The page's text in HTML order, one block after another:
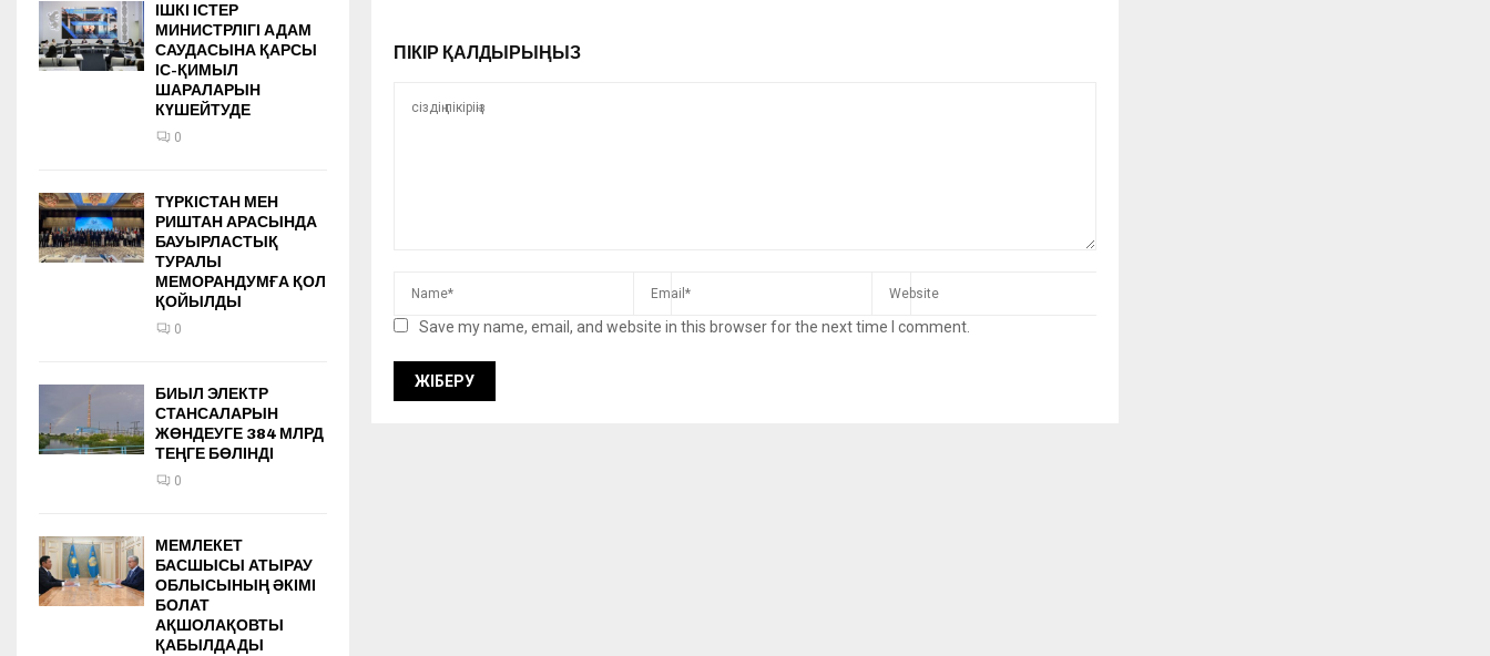
ПІКІР ҚАЛДЫРЫҢЫЗ
Save my name, email, and website in this browser for the next time I comment.
ІШКІ ІСТЕР
МИНИСТРЛІГІ АДАМ
САУДАСЫНА ҚАРСЫ
ІС-ҚИМЫЛ
ШАРАЛАРЫН
КҮШЕЙТУДЕ
0
ТҮРКІСТАН МЕН
РИШТАН АРАСЫНДА
БАУЫРЛАСТЫҚ
ТУРАЛЫ
МЕМОРАНДУМҒА ҚОЛ
ҚОЙЫЛДЫ
0
БИЫЛ ЭЛЕКТР
СТАНСАЛАРЫН
ЖӨНДЕУГЕ 384 МЛРД
ТЕҢГЕ БӨЛІНДІ
0
МЕМЛЕКЕТ
БАСШЫСЫ АТЫРАУ
ОБЛЫСЫНЫҢ ӘКІМІ
БОЛАТ
АҚШОЛАҚОВТЫ
ҚАБЫЛДАДЫ